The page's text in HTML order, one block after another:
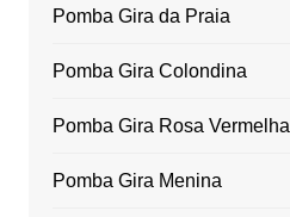
Pomba Gira da Praia
Pomba Gira Colondina
Pomba Gira Rosa Vermelha
Pomba Gira Menina